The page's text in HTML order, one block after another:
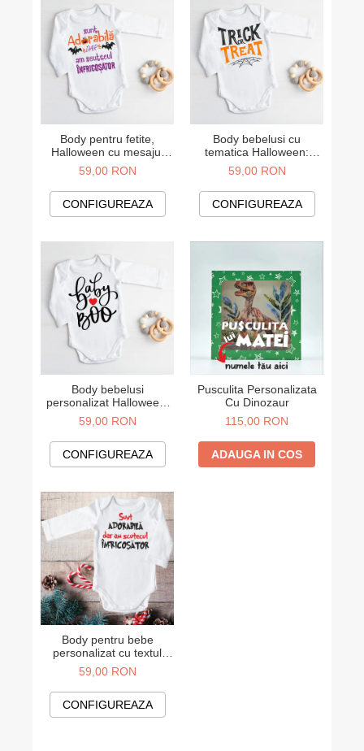
Body pentru fetite,
Halloween cu mesajul
"Sunt adorabila, dar am
scutecul infricosator"
59,00 RON
CONFIGUREAZA
Body bebelusi cu
tematica Halloween:
"TRICK OR TREAT"
59,00 RON
CONFIGUREAZA
Body bebelusi
personalizat Halloween:
"Baby Boo"
59,00 RON
CONFIGUREAZA
Pusculita Personalizata
Cu Dinozaur
115,00 RON
ADAUGA IN COS
Body pentru bebe
personalizat cu textul
"Sunt adorabila dar am
scutecul infricosator"
59,00 RON
CONFIGUREAZA